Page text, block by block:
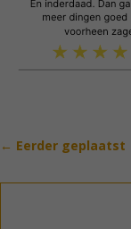
← Eerder geplaatst